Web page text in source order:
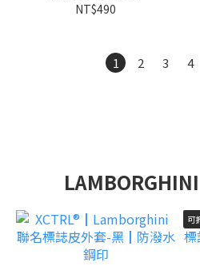
NT$490
1 2 3 4
可